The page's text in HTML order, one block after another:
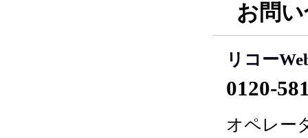
お問
リコー
0120-
オペレー